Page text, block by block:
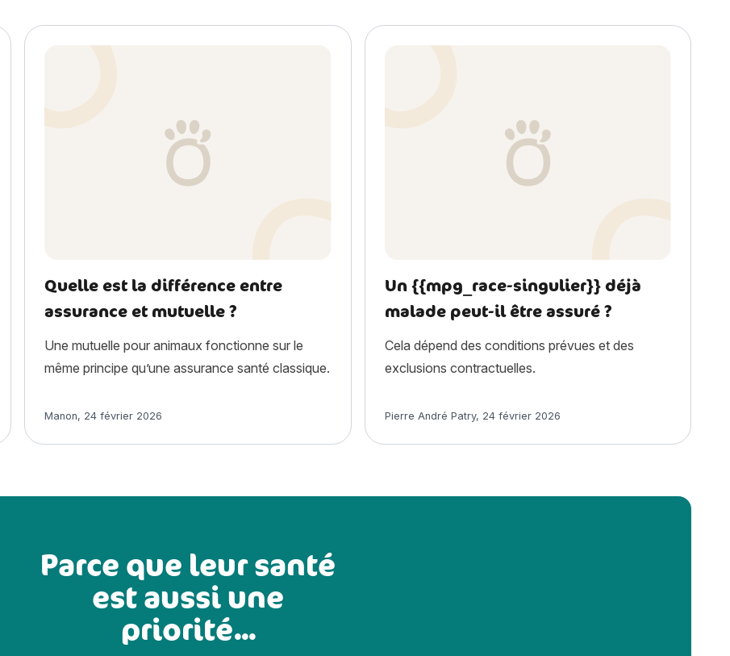
Quelle est la différence entre
assurance et mutuelle ?
Une mutuelle pour animaux fonctionne sur le
même principe qu’une assurance santé classique.
Article rédigé par
Manon, 24 février 2026
Un {{mpg_race-singulier}} déjà
malade peut-il être assuré ?
Cela dépend des conditions prévues et des
exclusions contractuelles.
Article rédigé par
Pierre André Patry, 24 février 2026
Parce que leur santé
est aussi une
priorité...